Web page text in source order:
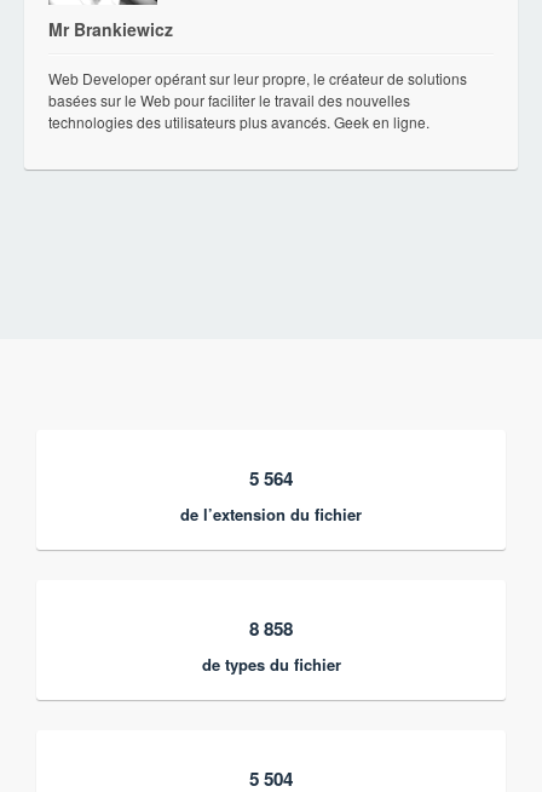
Mr Brankiewicz
Web Developer opérant sur leur propre, le créateur de solutions
basées sur le Web pour faciliter le travail des nouvelles
technologies des utilisateurs plus avancés. Geek en ligne.
5 564
de l’extension du fichier
8 858
de types du fichier
5 504